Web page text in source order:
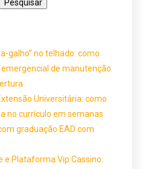
Pesquisar
galho” no telhado: como
de manutenção
Universitária: como
no currículo em semanas
graduação EAD com
e Plataforma Vip Cassino: